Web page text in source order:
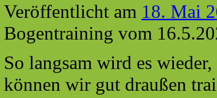
Veröffentlicht am 18. Mai
Bogentraining vom
So langsam wird es
können wir gut draußen